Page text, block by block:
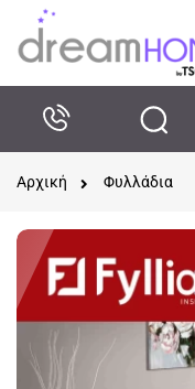
Αρχική Φυλλάδια